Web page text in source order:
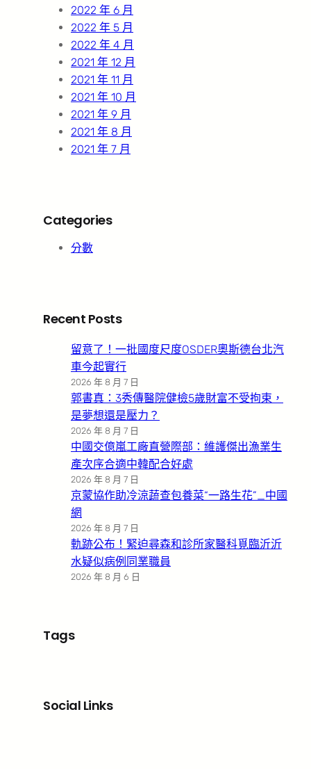
2022 年 6 月
2022 年 5 月
2022 年 4 月
2021 年 12 月
2021 年 11 月
2021 年 10 月
2021 年 9 月
2021 年 8 月
2021 年 7 月
Categories
分數
Recent Posts
留意了！一批國度尺度OSDER奧斯德台北汽
車今起實行
2026 年 8 月 7 日
郭書真：3秀傳醫院健檢5歲財富不受拘束，
是夢想還是壓力？
2026 年 8 月 7 日
中國交億嵐工廠直營際部：維護傑出漁業生
產次序合適中韓配合好處
2026 年 8 月 7 日
京蒙協作助冷涼蔬查包養菜“一路生花”_中國
網
2026 年 8 月 7 日
軌跡公布！緊迫尋森和診所家醫科覓臨沂沂
水疑似病例同業職員
2026 年 8 月 6 日
Tags
Social Links